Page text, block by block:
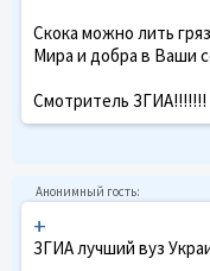
Скока можно лить
Мира и добра в Ваши
Смотритель ЗГИА!!!!!!!
+
ЗГИА лучший вуз